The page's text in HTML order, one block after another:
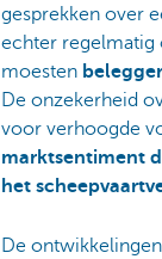
gesprekken over
echter regelmatig
moesten
De onzekerheid
voor verhoogde
marktsentiment
het
De